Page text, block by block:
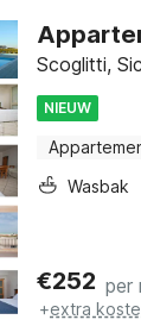
Scoglitti,
NIEUW
Wasbak
€252 per
+extra